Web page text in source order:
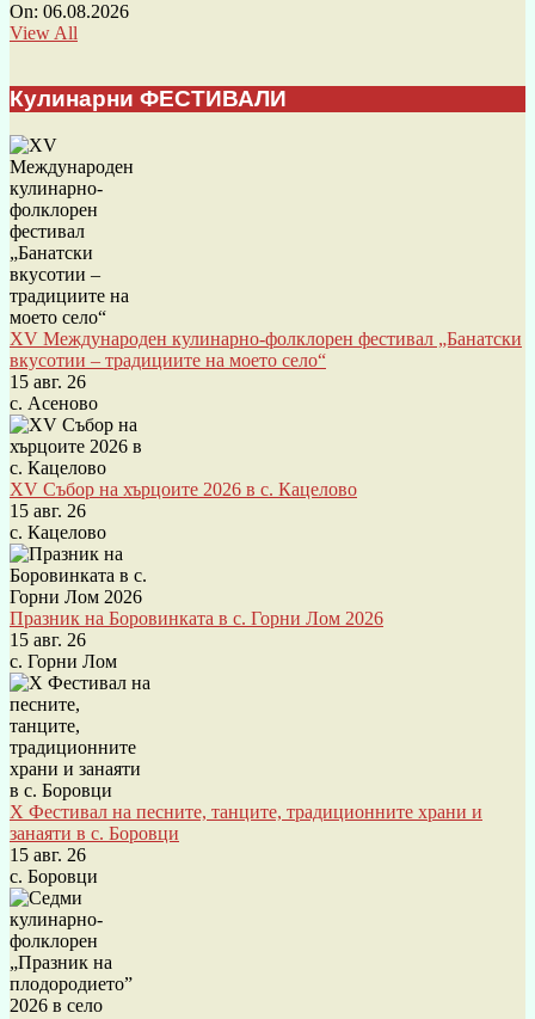
On: 06.08.2026
View All
Кулинарни ФЕСТИВАЛИ
XV Международен кулинарно-фолклорен фестивал „Банатски
вкусотии – традициите на моето село“
15 авг. 26
с. Асеново
XV Събор на хърцоите 2026 в с. Кацелово
15 авг. 26
с. Кацелово
Празник на Боровинката в с. Горни Лом 2026
15 авг. 26
с. Горни Лом
X Фестивал на песните, танците, традиционните храни и
занаяти в с. Боровци
15 авг. 26
с. Боровци